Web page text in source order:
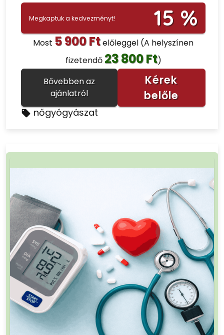
Megkaptuk a kedvezményt! 15 %
Most 5 900 Ftelőleggel (A helyszínen
fizetendő 23 800 Ft)
Bővebben az
ajánlatról
Kérek
belőle
nőgyógyászat